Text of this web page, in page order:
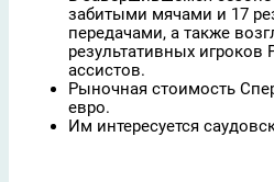
забитыми мячами и 17
передачами, а также
результативных
ассистов.
Рыночная стоимость
евро.
Им интересуется